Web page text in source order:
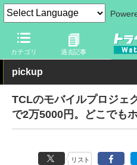
カテゴリ 過去記事
トラベル Watch 旅の情報 セ
pickup
TCLのモバイルプロジェ
で2万5000円。どこでも
リスト